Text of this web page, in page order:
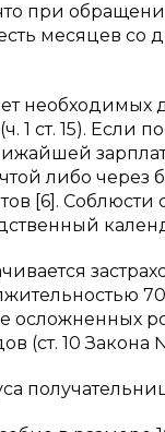
при
месяцев со
необходимых
1 ст. 15). Если
либо через
[6]. Соблюсти
осложненных
(ст. 10 Закона